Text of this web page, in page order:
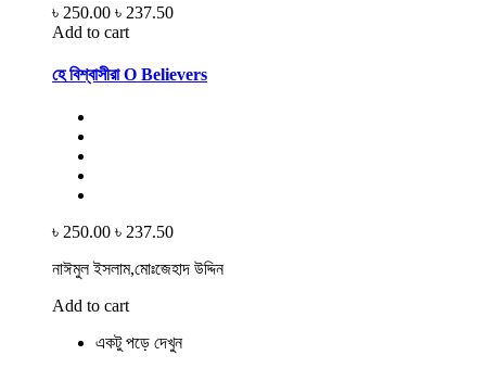
৳ 250.00 ৳ 237.50
Add to cart
হে বিশ্বাসীরা O Believers
৳ 250.00 ৳ 237.50
নাঈমুল ইসলাম,মোঃজেহাদ উদ্দিন
Add to cart
একটু পড়ে দেখুন